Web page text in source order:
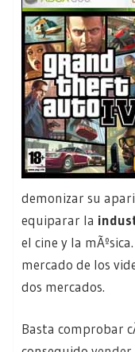
demonizar su
equiparar la
el cine y la
mercado de los
dos mercados.
Basta comprobar